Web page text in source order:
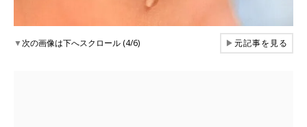
▼次の画像は下へスクロール (4/6) ▶元記事を見る